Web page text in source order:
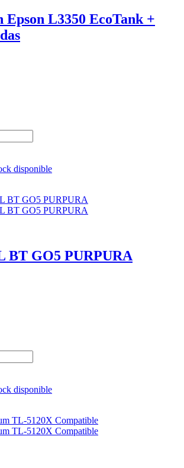
L3350 EcoTank +
disponible
BT GO5 PURPURA
disponible